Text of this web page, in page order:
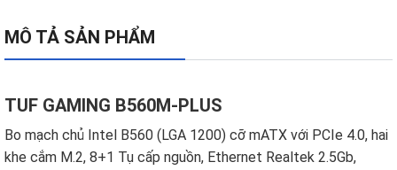
MÔ TẢ SẢN PHẨM
TUF GAMING B560M-PLUS
Bo mạch chủ Intel B560 (LGA 1200) cỡ mATX với PCIe 4.0, hai
khe cắm M.2, 8+1 Tụ cấp nguồn, Ethernet Realtek 2.5Gb,